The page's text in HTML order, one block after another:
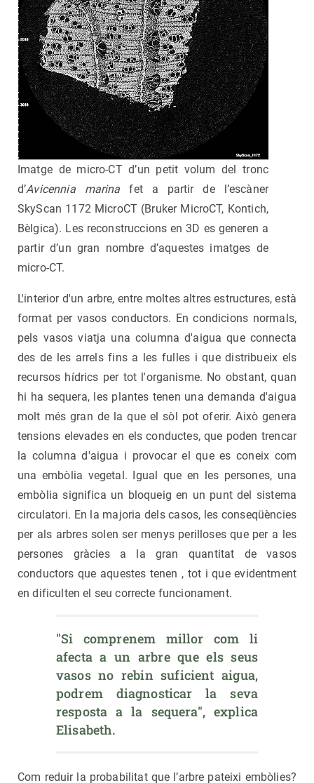
Imatge de micro-CT d’un petit volum del tronc
d’Avicennia marina fet a partir de l’escàner
SkyScan 1172 MicroCT (Bruker MicroCT, Kontich,
Bèlgica). Les reconstruccions en 3D es generen a
partir d’un gran nombre d’aquestes imatges de
micro-CT.
L'interior d'un arbre, entre moltes altres estructures, està
format per vasos conductors. En condicions normals,
pels vasos viatja una columna d'aigua que connecta
des de les arrels fins a les fulles i que distribueix els
recursos hídrics per tot l'organisme. No obstant, quan
hi ha sequera, les plantes tenen una demanda d'aigua
molt més gran de la que el sòl pot oferir. Això genera
tensions elevades en els conductes, que poden trencar
la columna d'aigua i provocar el que es coneix com
una embòlia vegetal. Igual que en les persones, una
embòlia significa un bloqueig en un punt del sistema
circulatori. En la majoria dels casos, les conseqüències
per als arbres solen ser menys perilloses que per a les
persones gràcies a la gran quantitat de vasos
conductors que aquestes tenen , tot i que evidentment
en dificulten el seu correcte funcionament.
"Si comprenem millor com li
afecta a un arbre que els seus
vasos no rebin suficient aigua,
podrem diagnosticar la seva
resposta a la sequera", explica
Elisabeth.
Com reduir la probabilitat que l’arbre pateixi embòlies?